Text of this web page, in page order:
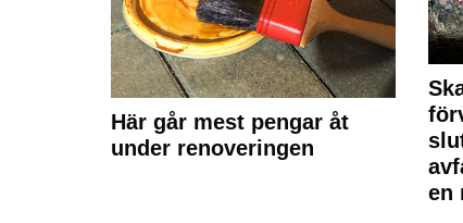
Här går mest pengar åt
under renoveringen
en